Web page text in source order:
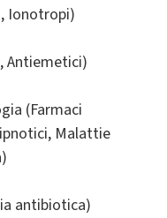
Ionotropi)
Antiemetici)
(Farmaci
Malattie
antibiotica)